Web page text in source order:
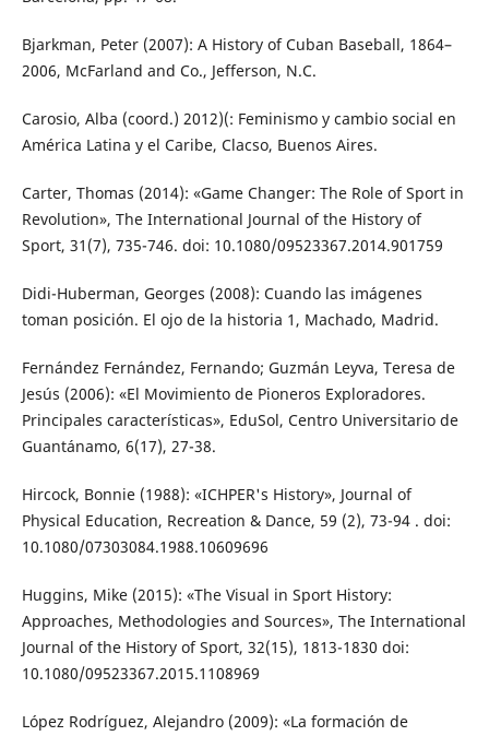
Bjarkman, Peter (2007): A History of Cuban Baseball, 1864–
2006, McFarland and Co., Jefferson, N.C.
Carosio, Alba (coord.) 2012)(: Feminismo y cambio social en
América Latina y el Caribe, Clacso, Buenos Aires.
Carter, Thomas (2014): «Game Changer: The Role of Sport in
Revolution», The International Journal of the History of
Sport, 31(7), 735-746. doi: 10.1080/09523367.2014.901759
Didi-Huberman, Georges (2008): Cuando las imágenes
toman posición. El ojo de la historia 1, Machado, Madrid.
Fernández Fernández, Fernando; Guzmán Leyva, Teresa de
Jesús (2006): «El Movimiento de Pioneros Exploradores.
Principales características», EduSol, Centro Universitario de
Guantánamo, 6(17), 27-38.
Hircock, Bonnie (1988): «ICHPER's History», Journal of
Physical Education, Recreation & Dance, 59 (2), 73-94 . doi:
10.1080/07303084.1988.10609696
Huggins, Mike (2015): «The Visual in Sport History:
Approaches, Methodologies and Sources», The International
Journal of the History of Sport, 32(15), 1813-1830 doi:
10.1080/09523367.2015.1108969
López Rodríguez, Alejandro (2009): «La formación de